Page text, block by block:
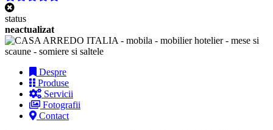
status
neactualizat
Despre
Produse
Servicii
Fotografii
Contact